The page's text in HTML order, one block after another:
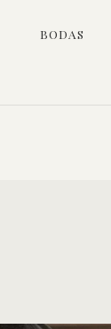
BODAS